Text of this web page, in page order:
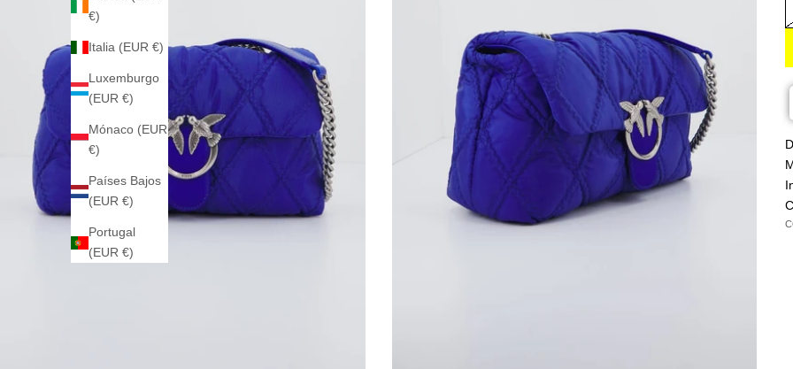
€)
Italia (EUR €)
Luxemburgo
(EUR €)
Mónaco (EUR
€)
Países Bajos
(EUR €)
Portugal
(EUR €)